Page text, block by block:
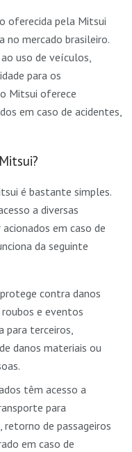
oferecida pela Mitsui
no mercado brasileiro.
uso de veículos,
para os
Mitsui oferece
em caso de acidentes,
é bastante simples.
a diversas
em caso de
da seguinte
contra danos
e eventos
para terceiros,
danos materiais ou
têm acesso a
para
retorno de passageiros
em caso de